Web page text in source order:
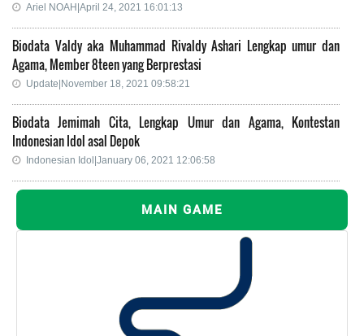
Ariel NOAH|April 24, 2021 16:01:13
Biodata Valdy aka Muhammad Rivaldy Ashari Lengkap umur dan
Agama, Member 8teen yang Berprestasi
Update|November 18, 2021 09:58:21
Biodata Jemimah Cita, Lengkap Umur dan Agama, Kontestan
Indonesian Idol asal Depok
Indonesian Idol|January 06, 2021 12:06:58
MAIN GAME